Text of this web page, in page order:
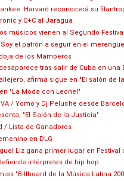
Harvard reconocerá su
y C+C al Jaragua
músicos vienen al Segundo
el patrón a seguir en el
de los Mamberos
tras salir de Cuba en una
afirma sigue en "El salón de
"La Moda con Leonel"
/ Yomo y Dj Peluche desde
"El Salón de la Justicia"
/ Lista de Ganadores
en DLG
Liz gana primer lugar en Festival
intérpretes de hip hop
"Billboard de la Música Latina